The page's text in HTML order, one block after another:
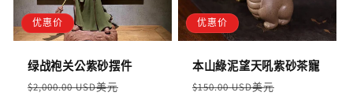
优惠价
绿战袍关公紫砂摆件
定
$2,000.00 USD美元
优惠价
本山綠泥望天吼紫砂茶寵
定
$150.00 USD美元